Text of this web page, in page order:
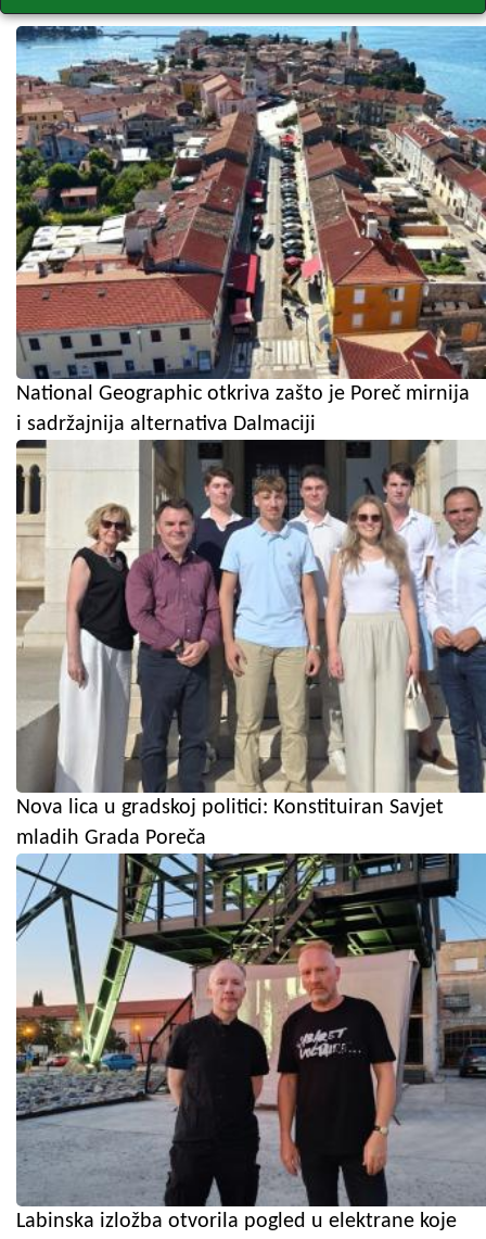
National Geographic otkriva zašto je Poreč mirnija
i sadržajnija alternativa Dalmaciji
Nova lica u gradskoj politici: Konstituiran Savjet
mladih Grada Poreča
Labinska izložba otvorila pogled u elektrane koje